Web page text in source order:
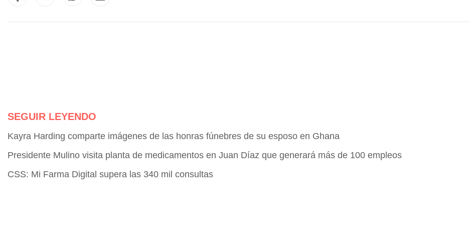
SEGUIR LEYENDO
Kayra Harding comparte imágenes de las honras fúnebres de su esposo en Ghana
Presidente Mulino visita planta de medicamentos en Juan Díaz que generará más de 100 empleos
CSS: Mi Farma Digital supera las 340 mil consultas